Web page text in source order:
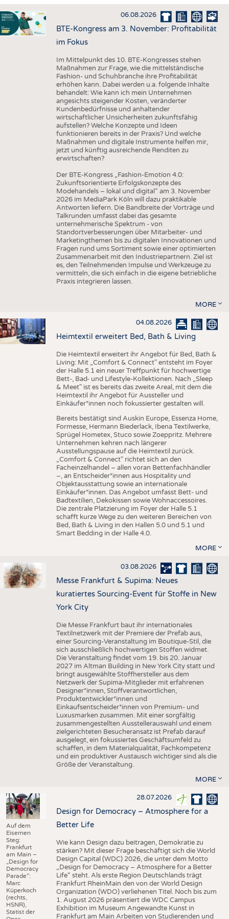
HAUS- UND HEIMTEXTILIEN
BEKLEIDUNG
AUSSCHREIBUNGEN
DTV AUSSCHREIBUNGSDIENST
STATISTICS
DAUNENCHECK
ADRESSEN & LINKS
PUBLIKATIONEN
TERMINE
BRANCHENTERMINE
06.08.2026
BTE-Kongress am 3. November: Profitabilität
im Fokus
Im Mittelpunkt des 10. BTE-Kongresses stehen
Maßnahmen zur Frage, wie die mittelständische
Fashion- und Schuhbranche ihre Profitabilität
erhöhen kann. Dabei werden u.a. folgende Inhalte
behandelt: Wie kann ich mein Unternehmen
angesichts steigender Kosten, veränderter
Kundenbedürfnisse und anhaltender
wirtschaftlicher Unsicherheiten zukunftsfähig
aufstellen? Welche Konzepte und Ideen
funktionieren bereits in der Praxis? Und welche
Maßnahmen und digitale Instrumente helfen mir,
jetzt und künftig ausreichende Renditen zu
erwirtschaften?
Der BTE-Kongress „Fashion-Emotion 4.0:
Zukunftsorientierte Erfolgskonzepte des
Modehandels – lokal und digital“ am 3. November
2026 im MediaPark Köln will dazu praktikable
Antworten liefern. Die Bandbreite der Vorträge und
Talkrunden umfasst dabei das gesamte
unternehmerische Spektrum - von
Standortverbesserungen über Mitarbeiter- und
Marketingthemen bis zu digitalen Innovationen und
Fragen rund ums Sortiment sowie einer optimierten
Zusammenarbeit mit den Industriepartnern. Ziel ist
es, den Teilnehmenden Impulse und Werkzeuge zu
vermitteln, die sich einfach in die eigene betriebliche
Praxis integrieren lassen.
MORE
04.08.2026
Heimtextil erweitert Bed, Bath & Living
Die Heimtextil erweitert ihr Angebot für Bed, Bath &
Living: Mit „Comfort & Connect" entsteht im Foyer
der Halle 5.1 ein neuer Treffpunkt für hochwertige
Bett-, Bad- und Lifestyle-Kollektionen. Nach „Sleep
& Meet" ist es bereits das zweite Areal, mit dem die
Heimtextil ihr Angebot für Aussteller und
Einkäufer*innen noch fokussierter gestalten will.
Bereits bestätigt sind Auskin Europe, Essenza Home,
Formesse, Hermann Biederlack, Ibena Textilwerke,
Sprügel Hometex, Stuco sowie Zoeppritz. Mehrere
Unternehmen kehren nach längerer
Ausstellungspause auf die Heimtextil zurück.
„Comfort & Connect" richtet sich an den
Facheinzelhandel – allen voran Bettenfachhändler
–, an Entscheider*innen aus Hospitality und
Objektausstattung sowie an internationale
Einkäufer*innen. Das Angebot umfasst Bett- und
Badtextilien, Dekokissen sowie Wohnaccessoires.
Die zentrale Platzierung im Foyer der Halle 5.1
schafft kurze Wege zu den weiteren Bereichen von
Bed, Bath & Living in den Hallen 5.0 und 5.1 und
Smart Bedding in der Halle 4.0.
MORE
03.08.2026
Messe Frankfurt & Supima: Neues
kuratiertes Sourcing-Event für Stoffe in New
York City
Die Messe Frankfurt baut ihr internationales
Textilnetzwerk mit der Premiere der Prefab aus,
einer Sourcing-Veranstaltung im Boutique-Stil, die
sich ausschließlich hochwertigen Stoffen widmet.
Die Veranstaltung findet vom 19. bis 20. Januar
2027 im Altman Building in New York City statt und
bringt ausgewählte Stoffhersteller aus dem
Netzwerk der Supima-Mitglieder mit erfahrenen
Designer*innen, Stoffverantwortlichen,
Produktentwickler*innen und
Einkaufsentscheider*innen von Premium- und
Luxusmarken zusammen. Mit einer sorgfältig
zusammengestellten Ausstellerauswahl und einem
zielgerichteten Besucheransatz ist Prefab darauf
ausgelegt, ein fokussiertes Geschäftsumfeld zu
schaffen, in dem Materialqualität, Fachkompetenz
und ein produktiver Austausch wichtiger sind als die
Größe der Veranstaltung.
MORE
Auf dem
Eisernen
Steg:
Frankfurt
am Main –
„Design for
Democracy
Parade“:
Marc
Küperkoch
(rechts,
HSNR),
Statist der
28.07.2026
Design for Democracy – Atmosphere for a
Better Life
Wie kann Design dazu beitragen, Demokratie zu
stärken? Mit dieser Frage beschäftigt sich die World
Design Capital (WDC) 2026, die unter dem Motto
„Design for Democracy – Atmosphere for a Better
Life“ steht. Als erste Region Deutschlands trägt
Frankfurt RheinMain den von der World Design
Organization (WDO) verliehenen Titel. Noch bis zum
1. August 2026 präsentiert die WDC Campus
Exhibition im Museum Angewandte Kunst in
Frankfurt am Main Arbeiten von Studierenden und